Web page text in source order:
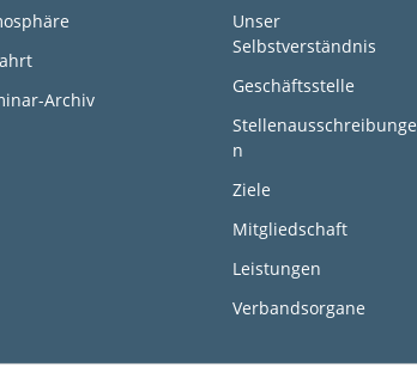
Archiv
Unser
Selbstverständnis
Geschäftsstelle
Stellenausschreibunge
n
Ziele
Mitgliedschaft
Leistungen
Verbandsorgane